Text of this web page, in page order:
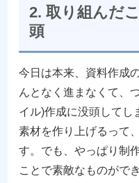
2. 取り組んだ
頭
今日は本来、資料作成
んとなく進まなくて、
イル)作成に没頭してし
素材を作り上げるって
す。でも、やっぱり制
ことで素敵なものがで